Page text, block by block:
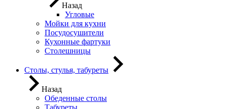
Назад
Угловые
Мойки для кухни
Посудосушители
Кухонные фартуки
Столешницы
Столы, стулья, табуреты
Назад
Обеденные столы
Табуреты